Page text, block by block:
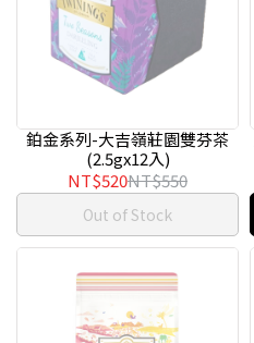
鉑金系列-大吉嶺莊園雙芬茶
(2.5gx12入)
NT$520NT$550
Out of Stock